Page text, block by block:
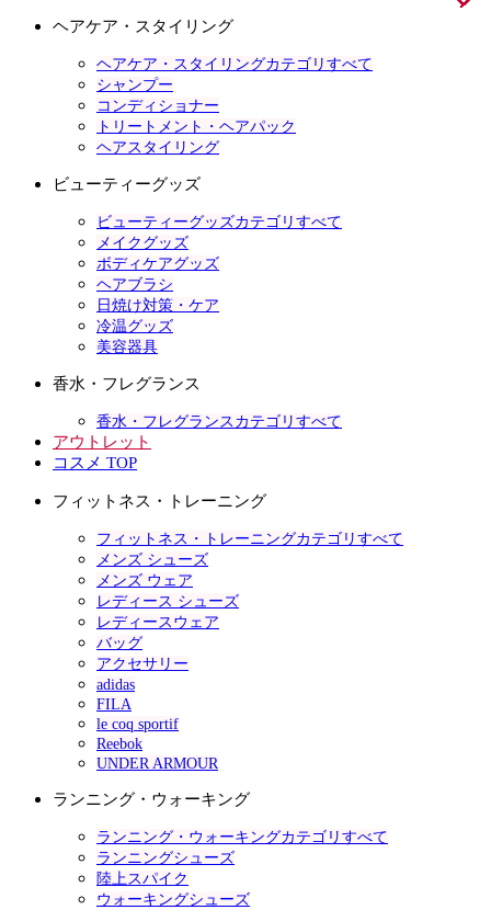
ヘアケア・スタイリング
ヘアケア・スタイリングカテゴリすべて
シャンプー
コンディショナー
トリートメント・ヘアパック
ヘアスタイリング
ビューティーグッズ
ビューティーグッズカテゴリすべて
メイクグッズ
ボディケアグッズ
ヘアブラシ
日焼け対策・ケア
冷温グッズ
美容器具
香水・フレグランス
香水・フレグランスカテゴリすべて
アウトレット
コスメ TOP
フィットネス・トレーニング
フィットネス・トレーニングカテゴリすべて
メンズ シューズ
メンズ ウェア
レディース シューズ
レディースウェア
バッグ
アクセサリー
adidas
FILA
le coq sportif
Reebok
UNDER ARMOUR
ランニング・ウォーキング
ランニング・ウォーキングカテゴリすべて
ランニングシューズ
陸上スパイク
ウォーキングシューズ